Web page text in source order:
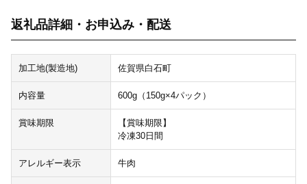
返礼品詳細・お申込み・配送
加工地(製造地) 佐賀県白石町
内容量 600g（150g×4パック）
賞味期限
【賞味期限】
冷凍30日間
アレルギー表示 牛肉